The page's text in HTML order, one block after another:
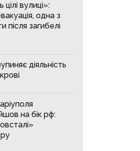
вулиці»:
одна з
після загибелі
діяльність
на бік рф: